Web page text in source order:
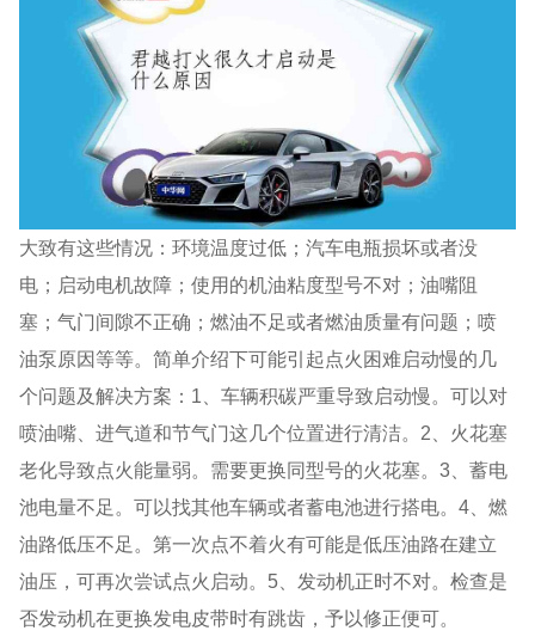
大致有这些情况：环境温度过低；汽车电瓶损坏或者没
电；启动电机故障；使用的机油粘度型号不对；油嘴阻
塞；气门间隙不正确；燃油不足或者燃油质量有问题；喷
油泵原因等等。简单介绍下可能引起点火困难启动慢的几
个问题及解决方案：1、车辆积碳严重导致启动慢。可以对
喷油嘴、进气道和节气门这几个位置进行清洁。2、火花塞
老化导致点火能量弱。需要更换同型号的火花塞。3、蓄电
池电量不足。可以找其他车辆或者蓄电池进行搭电。4、燃
油路低压不足。第一次点不着火有可能是低压油路在建立
油压，可再次尝试点火启动。5、发动机正时不对。检查是
否发动机在更换发电皮带时有跳齿，予以修正便可。